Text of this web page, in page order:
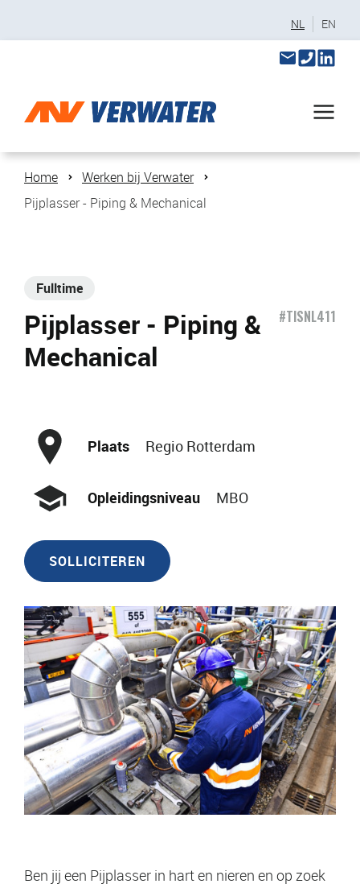
NL EN
Home
Werken bij Verwater
Pijplasser - Piping & Mechanical
Fulltime
Pijplasser - Piping &
Mechanical
#TISNL411
Plaats Regio Rotterdam
Opleidingsniveau MBO
SOLLICITEREN
Ben jij een Pijplasser in hart en nieren en op zoek